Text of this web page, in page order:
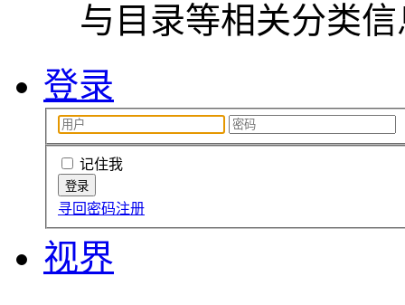
与目录等相关分类
登录
记住我
寻回密码注册
视界